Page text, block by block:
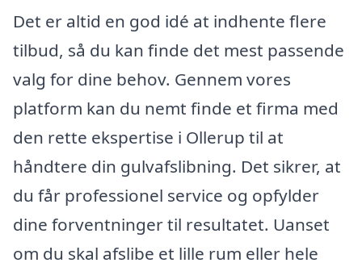
Det er altid en god idé at indhente flere
tilbud, så du kan finde det mest passende
valg for dine behov. Gennem vores
platform kan du nemt finde et firma med
den rette ekspertise i Ollerup til at
håndtere din gulvafslibning. Det sikrer, at
du får professionel service og opfylder
dine forventninger til resultatet. Uanset
om du skal afslibe et lille rum eller hele